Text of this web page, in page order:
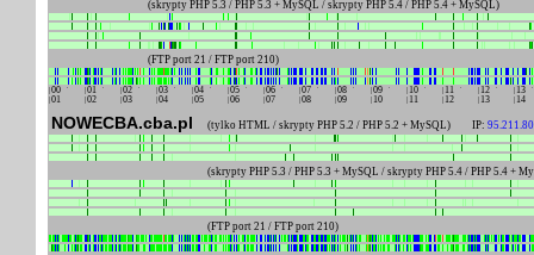
(skrypty PHP 5.3 / PHP 5.3 + MySQL / skrypty PHP 5.4 / PHP 5.4 + MySQL)
(FTP port 21 / FTP port 210)
NOWECBA.cba.pl (tylko HTML / skrypty PHP 5.2 / PHP 5.2 + MySQL) IP:
(skrypty PHP 5.3 / PHP 5.3 + MySQL / skrypty PHP 5.4 / PHP 5.4 +
(FTP port 21 / FTP port 210)
00 01 02 03 04 05 06 07 08 09 10 11 12
13
01
02 03 04 05 06 07 08 09 10 11 12 13 14